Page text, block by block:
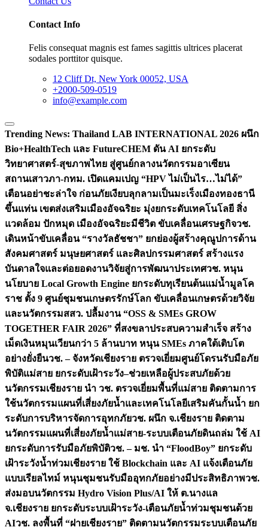
Contact Info
Felis consequat magnis est fames sagittis ultrices placerat
sodales porttitor quisque.
12 Cliff Dt, New York 00052, USA
+2000-509-0519
info@example.com
Trending News: Thailand LAB INTERNATIONAL 2026 ผนึก
Bio+HealthTech และ FutureCHEM ดัน AI ยกระดับ
วิทยาศาสตร์-สุขภาพไทย สู่ศูนย์กลางนวัตกรรมอาเซียน
สถานเสาวภา-กทม. เปิดแคมเปญ “HPV ไม่เป็นไร…ไม่ได้”
เตือนอย่าชะล่าใจ ก่อนภัยเงียบลุกลามเป็นมะเร็งเมืองทองธานี
ขึ้นแท่น เขตส่งเสริมเมืองอัจฉริยะ มุ่งยกระดับเทคโนโลยี สิ่ง
แวดล้อม ปักหมุด เมืองอัจฉริยะมีชีวิต ขับเคลื่อนเศรษฐกิจวช.
เดินหน้าขับเคลื่อน “รางวัลธัชชา” ยกย่องผู้สร้างคุณูปการด้าน
สังคมศาสตร์ มนุษยศาสตร์ และศิลปกรรมศาสตร์ สร้างแรง
บันดาลใจและต่อยอดงานวิจัยสู่การพัฒนาประเทศวช. หนุน
นโยบาย Local Growth Engine ยกระดับทุเรียนต้นแม่น้ำมูลโค
ราช ตั้ง 9 ศูนย์ชุมชนเกษตรรักษ์โลก ขับเคลื่อนเกษตรด้วยวิจัย
และนวัตกรรมสสว. ปลื้มงาน “OSS & SMEs GROW
TOGETHER FAIR 2026” ที่สงขลาประสบความสำเร็จ สร้าง
เม็ดเงินหมุนเวียนกว่า 5 ล้านบาท หนุน SMEs ภาคใต้เติบโต
อย่างยั่งยืนวช. – จังหวัดเชียงราย ตรวจเยี่ยมศูนย์โดรนรับมือภัย
พิบัติแม่สาย ยกระดับเฝ้าระวัง–ช่วยเหลือผู้ประสบภัยด้วย
นวัตกรรมเชียงราย นำ วช. ตรวจเยี่ยมพื้นที่แม่สาย ติดตามการ
ใช้นวัตกรรมแผนที่เสี่ยงภัยน้ำและเทคโนโลยีเสริมคันกั้นน้ำ ยก
ระดับการบริหารจัดการอุทกภัยวช. ผนึก จ.เชียงราย ติดตาม
นวัตกรรมแผนที่เสี่ยงภัยน้ำแม่สาย-ระบบเตือนภัยดินถล่ม ใช้ AI
ยกระดับการรับมือภัยพิบัติวช. – มช. นำ “FloodBoy” ยกระดับ
เฝ้าระวังน้ำท่วมเชียงราย ใช้ Blockchain และ AI แจ้งเตือนภัย
แบบเรียลไทม์ หนุนชุมชนรับมืออุทกภัยอย่างมีประสิทธิภาพวช.
ส่งมอบนวัตกรรม Hydro Vision Plus/AI ให้ ต.นางแล
จ.เชียงราย ยกระดับระบบเฝ้าระวัง-เตือนภัยน้ำท่วมชุมชนด้วย
AIวช. ลงพื้นที่ “ฝายเชียงราย” ติดตามนวัตกรรมระบบเตือนภัย